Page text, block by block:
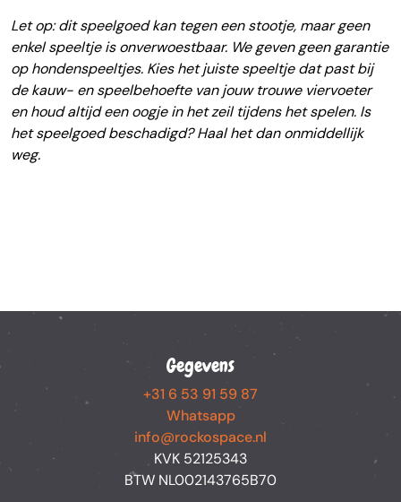
Let op: dit speelgoed kan tegen een stootje, maar geen
enkel speeltje is onverwoestbaar. We geven geen garantie
op hondenspeeltjes. Kies het juiste speeltje dat past bij
de kauw- en speelbehoefte van jouw trouwe viervoeter
en houd altijd een oogje in het zeil tijdens het spelen. Is
het speelgoed beschadigd? Haal het dan onmiddellijk
weg.
Gegevens
+31 6 53 91 59 87
Whatsapp
info@rockospace.nl
KVK 52125343
BTW NL002143765B70